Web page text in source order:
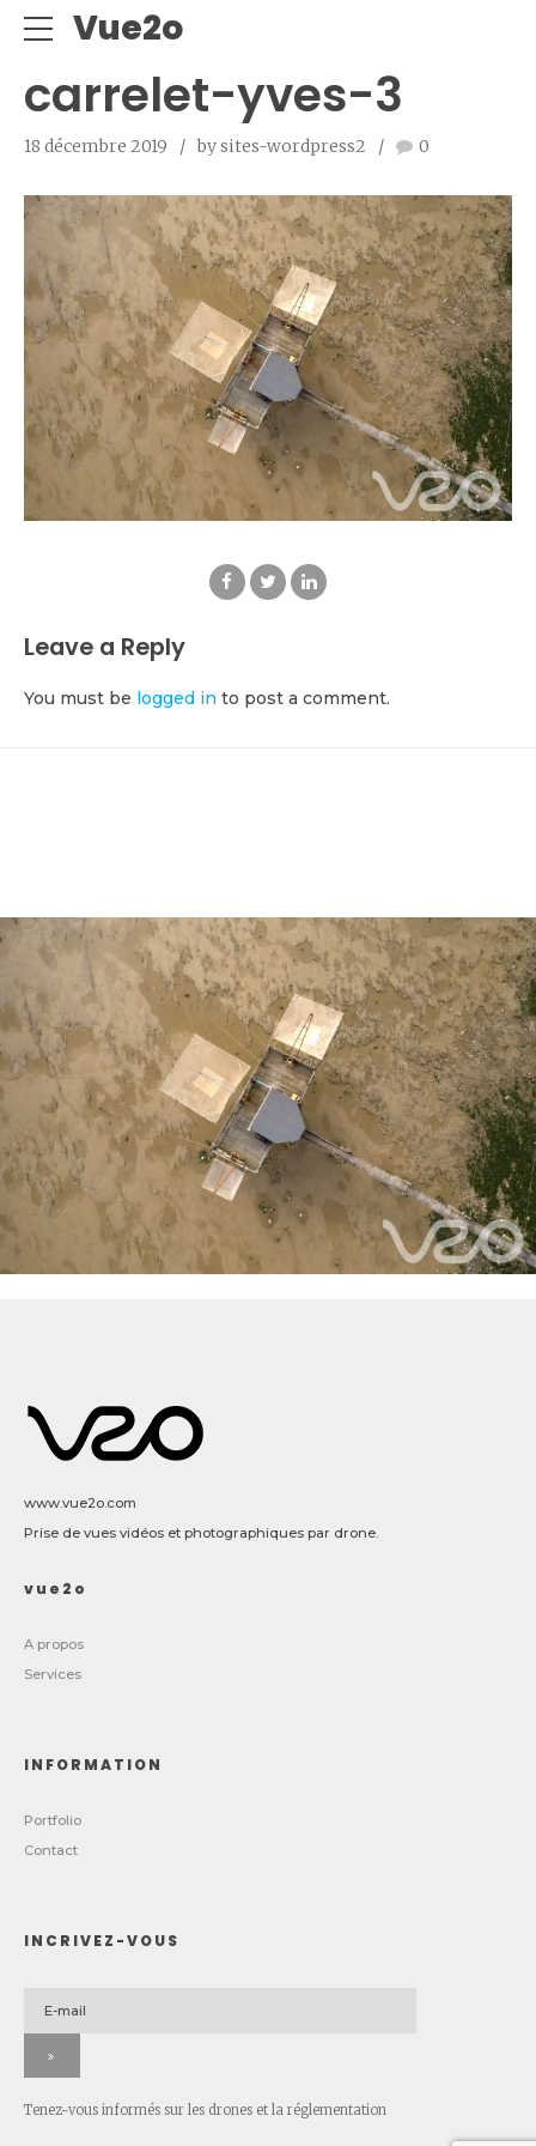
Vue2o
carrelet-yves-3
18 décembre 2019 by sites-wordpress2 0
Leave a Reply
You must be logged in to post a comment.
www.vue2o.com
Prise de vues vidéos et photographiques par drone.
vue2o
A propos
Services
INFORMATION
Portfolio
Contact
INCRIVEZ-VOUS
Tenez-vous informés sur les drones et la réglementation